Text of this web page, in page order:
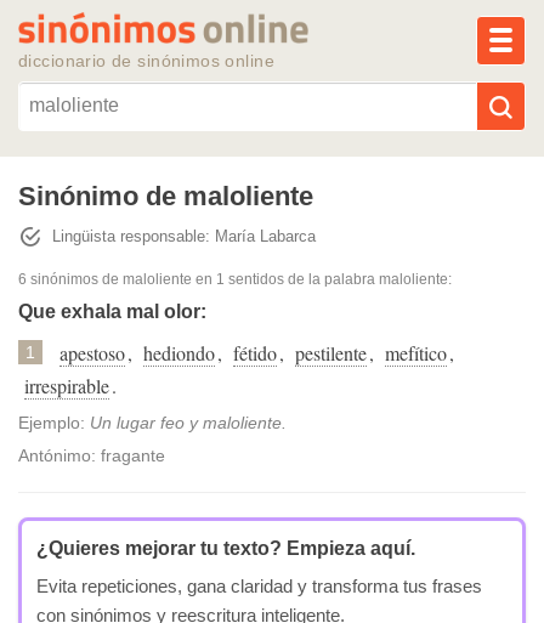
diccionario de sinónimos online
Reescribir texto con IA
Sinónimos populares
Temas populares
Temas recientes
Sinónimo de maloliente
Lingüista responsable: María Labarca
6 sinónimos de maloliente en 1 sentidos de la palabra maloliente:
Que exhala mal olor:
1 apestoso, hediondo, fétido, pestilente, mefítico,
irrespirable.
Ejemplo: Un lugar feo y maloliente.
Antónimo: fragante
¿Quieres mejorar tu texto? Empieza aquí.
Evita repeticiones, gana claridad y transforma tus frases
con sinónimos y reescritura inteligente.